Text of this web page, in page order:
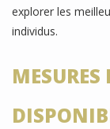
explorer les
individus.
MESURES